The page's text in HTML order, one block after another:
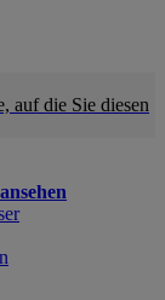
auf die Sie diesen